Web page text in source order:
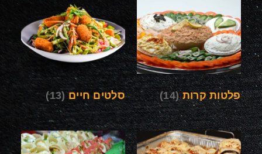
פלטות קרות(14) סלטים חיים (13)